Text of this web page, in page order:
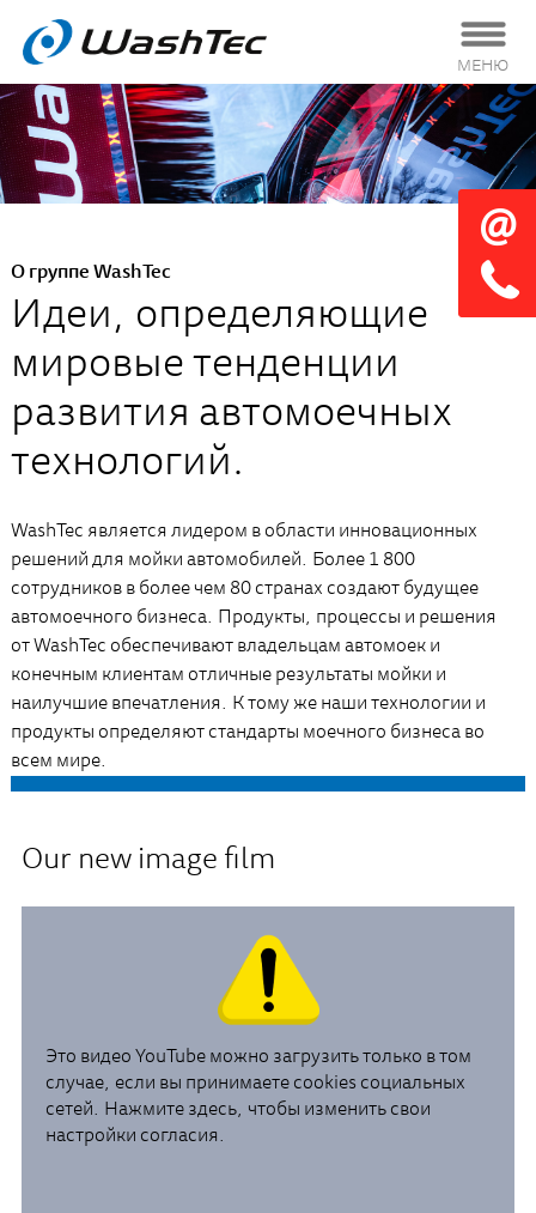
МЕНЮ
О группе WashTec
Идеи, определяющие
мировые тенденции
развития автомоечных
технологий.
WashTec является лидером в области инновационных
решений для мойки автомобилей. Более 1 800
сотрудников в более чем 80 странах создают будущее
автомоечного бизнеса. Продукты, процессы и решения
от WashTec обеспечивают владельцам автомоек и
конечным клиентам отличные результаты мойки и
наилучшие впечатления. К тому же наши технологии и
продукты определяют стандарты моечного бизнеса во
всем мире.
Our new image film
Это видео YouTube можно загрузить только в том
случае, если вы принимаете cookies социальных
сетей. Нажмите здесь, чтобы изменить свои
настройки согласия.